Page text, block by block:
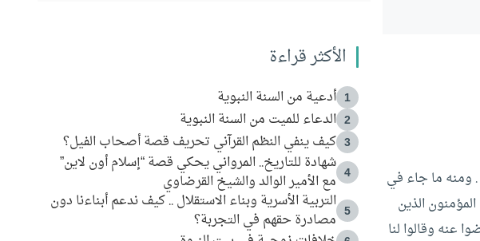
ومنه ما جاء في
الذين
عنه وقالوا لنا
الأكثر قراءة
1 أدعية من السنة النبوية
2 الدعاء للميت من السنة النبوية
3 كيف ينفي النظم القرآني تحريف قصة أصحاب الفيل؟
4
شهادة للتاريخ.. المرواني يحكي قصة “إسلام أون لاين”
مع الأمير الوالد والشيخ القرضاوي
5
التربية الأسرية وبناء الاستقلال .. كيف ندعم أبناءنا دون
مصادرة حقهم في التجربة؟